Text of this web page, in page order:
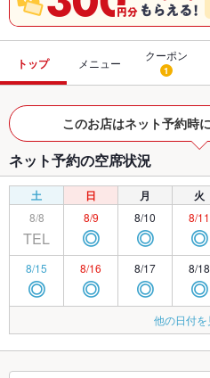
トップ メニュー
クーポン
1
このお店はネット予約時
ネット予約の空席状況
土 日 月 火
8/8
TEL
8/9
◎
8/10
◎
8/11
◎
8/15
◎
8/16
◎
8/17
◎
8/18
◎
◎ ◎
8/24
◎
8/25
◎
8/29 8/30 8/31 9/1
他の日付を